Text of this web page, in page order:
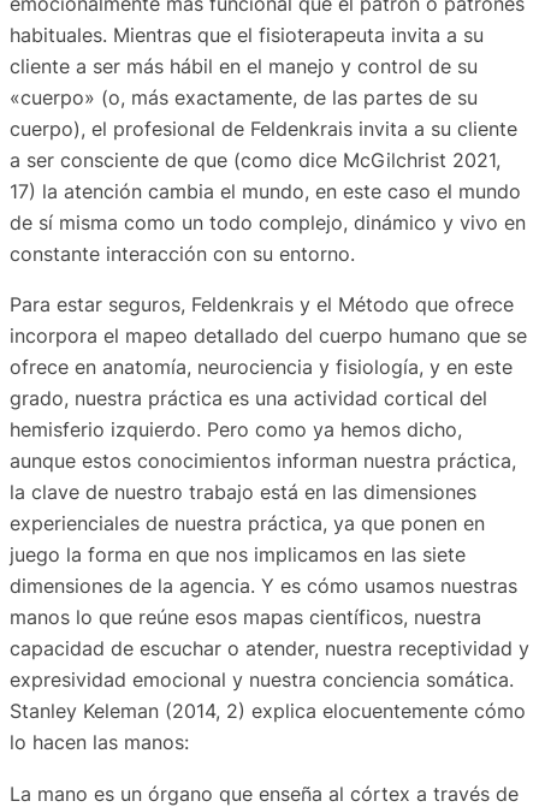
habituales. Mientras que el fisioterapeuta invita a su
cliente a ser más hábil en el manejo y control de su
«cuerpo» (o, más exactamente, de las partes de su
cuerpo), el profesional de Feldenkrais invita a su cliente
a ser consciente de que (como dice McGilchrist 2021,
17) la atención cambia el mundo, en este caso el mundo
de sí misma como un todo complejo, dinámico y vivo en
constante interacción con su entorno.
Para estar seguros, Feldenkrais y el Método que ofrece
incorpora el mapeo detallado del cuerpo humano que se
ofrece en anatomía, neurociencia y fisiología, y en este
grado, nuestra práctica es una actividad cortical del
hemisferio izquierdo. Pero como ya hemos dicho,
aunque estos conocimientos informan nuestra práctica,
la clave de nuestro trabajo está en las dimensiones
experienciales de nuestra práctica, ya que ponen en
juego la forma en que nos implicamos en las siete
dimensiones de la agencia. Y es cómo usamos nuestras
manos lo que reúne esos mapas científicos, nuestra
capacidad de escuchar o atender, nuestra receptividad y
expresividad emocional y nuestra conciencia somática.
Stanley Keleman (2014, 2) explica elocuentemente cómo
lo hacen las manos:
La mano es un órgano que enseña al córtex a través de